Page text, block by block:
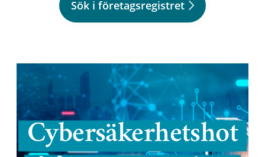
Sök i företagsregistret
Cybersäkerhetshot